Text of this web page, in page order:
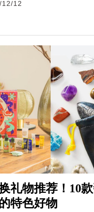
12/12
礼物推荐！10
特色好物